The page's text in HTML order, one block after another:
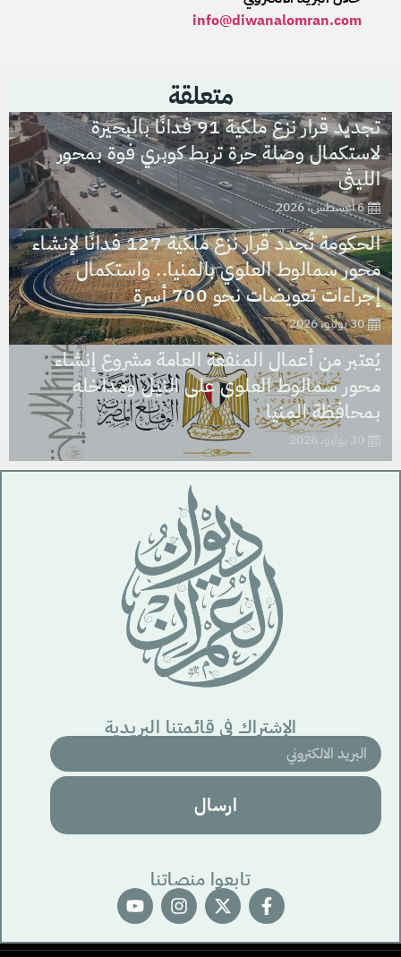
info@diwanalomran.com
متعلقة
تجديد قرار نزع ملكية 91 فدانًا بالبحيرة
لاستكمال وصلة حرة تربط كوبري فوة بمحور
الليثي
6 أغسطس، 2026
الحكومة تُجدد قرار نزع ملكية 127 فدانًا لإنشاء
محور سمالوط العلوي بالمنيا.. واستكمال
إجراءات تعويضات نحو 700 أسرة
30 يوليو، 2026
يُعتبر من أعمال المنفعة العامة مشروع إنشاء
محور سمالوط العلوى على النيل ومداخله
بمحافظة المنيا
30 يوليو، 2026
الإشتراك في قائمتنا البريدية
ارسال
تابعوا منصاتنا